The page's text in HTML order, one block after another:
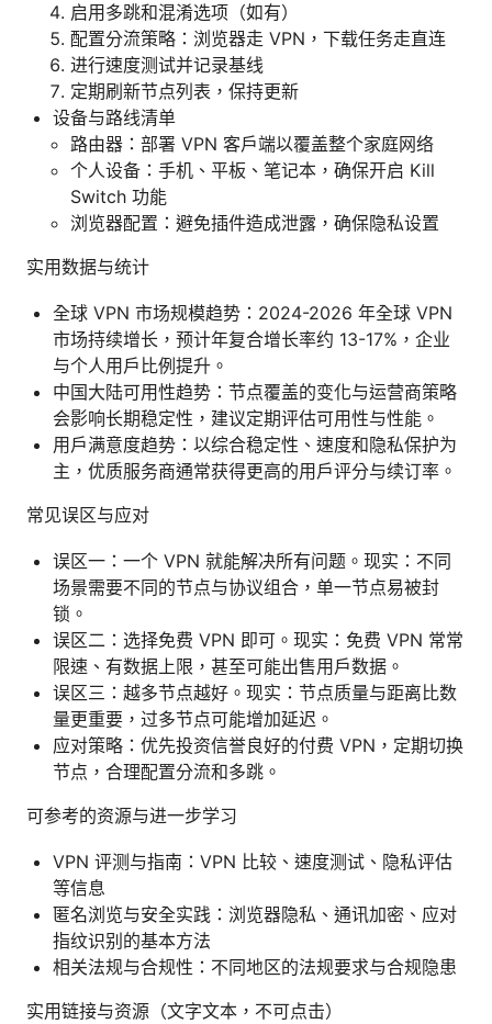
启用多跳和混淆选项（如有）
配置分流策略：浏览器走 VPN，下载任务走直连
进行速度测试并记录基线
定期刷新节点列表，保持更新
设备与路线清单
路由器：部署 VPN 客户端以覆盖整个家庭网络
个人设备：手机、平板、笔记本，确保开启 Kill
Switch 功能
浏览器配置：避免插件造成泄露，确保隐私设置
实用数据与统计
全球 VPN 市场规模趋势：2024-2026 年全球 VPN
市场持续增长，预计年复合增长率约 13-17%，企业
与个人用户比例提升。
中国大陆可用性趋势：节点覆盖的变化与运营商策略
会影响长期稳定性，建议定期评估可用性与性能。
用户满意度趋势：以综合稳定性、速度和隐私保护为
主，优质服务商通常获得更高的用户评分与续订率。
常见误区与应对
误区一：一个 VPN 就能解决所有问题。现实：不同
场景需要不同的节点与协议组合，单一节点易被封
锁。
误区二：选择免费 VPN 即可。现实：免费 VPN 常常
限速、有数据上限，甚至可能出售用户数据。
误区三：越多节点越好。现实：节点质量与距离比数
量更重要，过多节点可能增加延迟。
应对策略：优先投资信誉良好的付费 VPN，定期切换
节点，合理配置分流和多跳。
可参考的资源与进一步学习
VPN 评测与指南：VPN 比较、速度测试、隐私评估
等信息
匿名浏览与安全实践：浏览器隐私、通讯加密、应对
指纹识别的基本方法
相关法规与合规性：不同地区的法规要求与合规隐患
实用链接与资源（文字文本，不可点击）